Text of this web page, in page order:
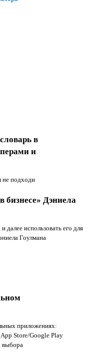
в
и
не подходи
бизнесе» Дэниела
далее использовать его для
Гоулмана
приложениях:
Store/Google Play
выбора